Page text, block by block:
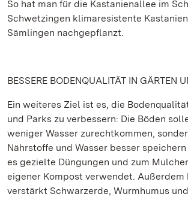
So hat man für die Kastanienallee im
Schwetzingen klimaresistente
Sämlingen nachgepflanzt.
BESSERE BODENQUALITÄT IN GÄRTEN
Ein weiteres Ziel ist es, die
und Parks zu verbessern: Die Böden
weniger Wasser zurechtkommen,
Nährstoffe und Wasser besser
es gezielte Düngungen und zum
eigener Kompost verwendet. Außerdem
verstärkt Schwarzerde, Wurmhumus